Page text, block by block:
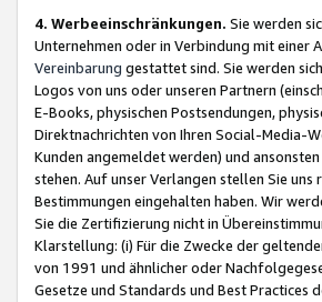
4. Werbeeinschränkungen. Sie werden
Unternehmen oder in Verbindung mit einer
Vereinbarung gestattet sind. Sie werden
Logos von uns oder unseren Partnern
E-Books, physischen Postsendungen,
Direktnachrichten von Ihren Social-Media-
Kunden angemeldet werden) und
stehen. Auf unser Verlangen stellen Sie
Bestimmungen eingehalten haben. Wir
Sie die Zertifizierung nicht in
Klarstellung: (i) Für die Zwecke der
von 1991 und ähnlicher oder
Gesetze und Standards und Best